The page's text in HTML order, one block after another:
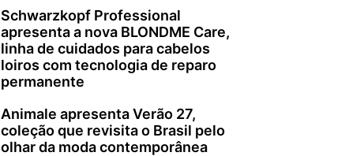
Schwarzkopf Professional
apresenta a nova BLONDME Care,
linha de cuidados para cabelos
loiros com tecnologia de reparo
permanente
Animale apresenta Verão 27,
coleção que revisita o Brasil pelo
olhar da moda contemporânea